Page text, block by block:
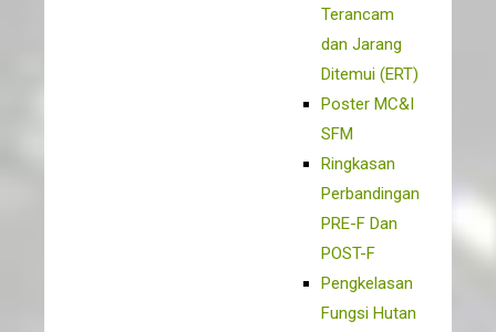
Terancam
dan Jarang
Ditemui (ERT)
Poster MC&I
SFM
Ringkasan
Perbandingan
PRE-F Dan
POST-F
Pengkelasan
Fungsi Hutan